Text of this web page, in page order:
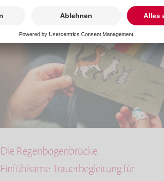
Die Regenbogenbrücke –
Einfühlsame Trauerbegleitung für